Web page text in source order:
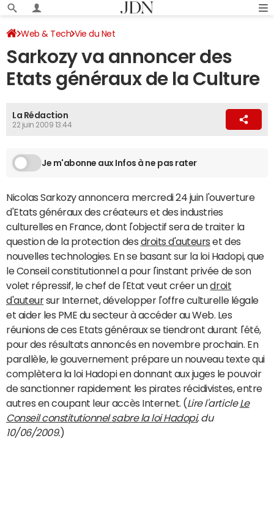
Web & Tech Vie du Net
Sarkozy va annoncer des
Etats généraux de la Culture
La Rédaction
22 juin 2009 13:44
Je m'abonne aux Infos à ne pas rater
Nicolas Sarkozy annoncera mercredi 24 juin l'ouverture
d'Etats généraux des créateurs et des industries
culturelles en France, dont l'objectif sera de traiter la
question de la protection des droits d'auteurs et des
nouvelles technologies. En se basant sur la loi Hadopi, que
le Conseil constitutionnel a pour l'instant privée de son
volet répressif, le chef de l'Etat veut créer undroit
d'auteursur Internet, développer l'offre culturelle légale
et aider les PME du secteur à accéder au Web. Les
réunions de ces Etats généraux se tiendront durant l'été,
pour des résultats annoncés en novembre prochain. En
parallèle, le gouvernement prépare un nouveau texte qui
complètera la loi Hadopi en donnant aux juges le pouvoir
de sanctionner rapidement les pirates récidivistes, entre
autres en coupant leur accès Internet. (Lire l'articleLe
Conseil constitutionnel sabre la loi Hadopi, du
10/06/2009. )